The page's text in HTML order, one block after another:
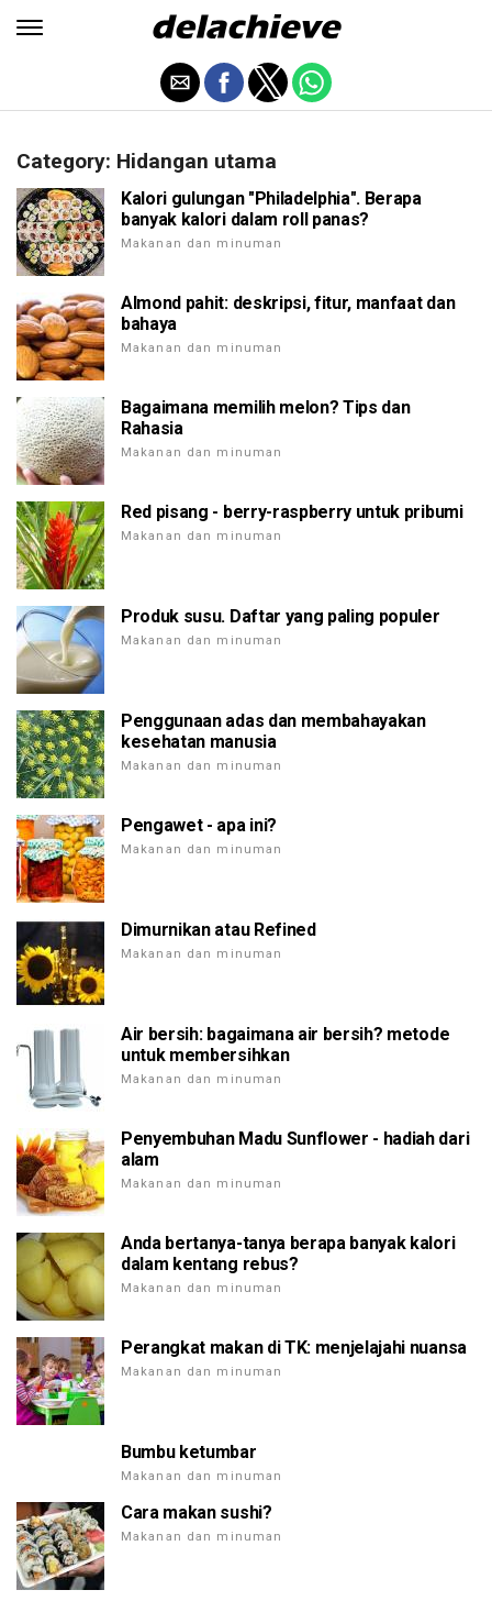
Category: Hidangan utama
Kalori gulungan "Philadelphia". Berapa
banyak kalori dalam roll panas?
Makanan dan minuman
Almond pahit: deskripsi, fitur, manfaat dan
bahaya
Makanan dan minuman
Bagaimana memilih melon? Tips dan
Rahasia
Makanan dan minuman
Red pisang - berry-raspberry untuk pribumi
Makanan dan minuman
Produk susu. Daftar yang paling populer
Makanan dan minuman
Penggunaan adas dan membahayakan
kesehatan manusia
Makanan dan minuman
Pengawet - apa ini?
Makanan dan minuman
Dimurnikan atau Refined
Makanan dan minuman
Air bersih: bagaimana air bersih? metode
untuk membersihkan
Makanan dan minuman
Penyembuhan Madu Sunflower - hadiah dari
alam
Makanan dan minuman
Anda bertanya-tanya berapa banyak kalori
dalam kentang rebus?
Makanan dan minuman
Perangkat makan di TK: menjelajahi nuansa
Makanan dan minuman
Bumbu ketumbar
Makanan dan minuman
Cara makan sushi?
Makanan dan minuman